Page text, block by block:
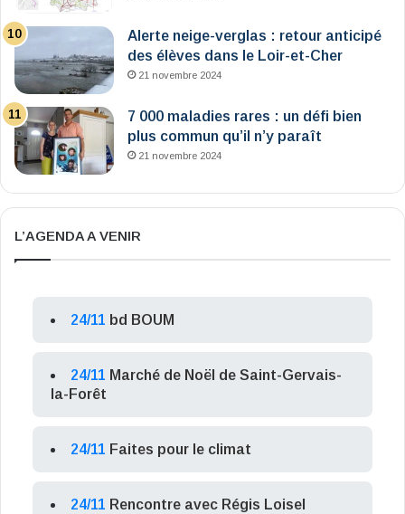
Alerte neige-verglas : retour anticipé
des élèves dans le Loir-et-Cher
21 novembre 2024
7 000 maladies rares : un défi bien
plus commun qu’il n’y paraît
21 novembre 2024
L’AGENDA A VENIR
24/11 bd BOUM
24/11 Marché de Noël de Saint-Gervais-
la-Forêt
24/11 Faites pour le climat
24/11 Rencontre avec Régis Loisel